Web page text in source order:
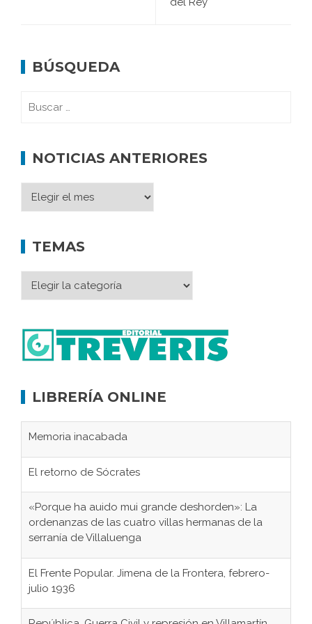
BÚSQUEDA
NOTICIAS ANTERIORES
TEMAS
LIBRERÍA ONLINE
Memoria inacabada
El retorno de Sócrates
«Porque ha auido mui grande deshorden»: La
ordenanzas de las cuatro villas hermanas de la
serranía de Villaluenga
El Frente Popular. Jimena de la Frontera, febrero-
julio 1936